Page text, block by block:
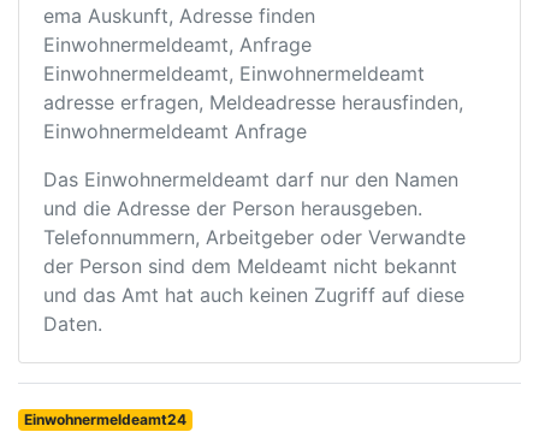
ema Auskunft, Adresse finden
Einwohnermeldeamt, Anfrage
Einwohnermeldeamt, Einwohnermeldeamt
adresse erfragen, Meldeadresse herausfinden,
Einwohnermeldeamt Anfrage
Das Einwohnermeldeamt darf nur den Namen
und die Adresse der Person herausgeben.
Telefonnummern, Arbeitgeber oder Verwandte
der Person sind dem Meldeamt nicht bekannt
und das Amt hat auch keinen Zugriff auf diese
Daten.
Einwohnermeldeamt24